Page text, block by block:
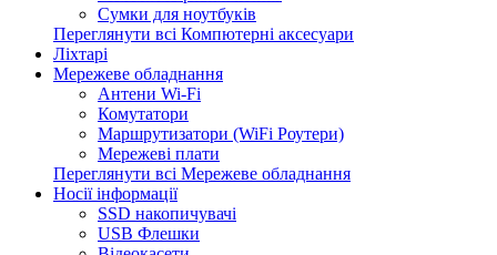
Сумки для ноутбуків
Переглянути всі Компютерні аксесуари
Ліхтарі
Мережеве обладнання
Антени Wi-Fi
Комутатори
Маршрутизатори (WiFi Роутери)
Мережеві плати
Переглянути всі Мережеве обладнання
Носії інформації
SSD накопичувачі
USB Флешки